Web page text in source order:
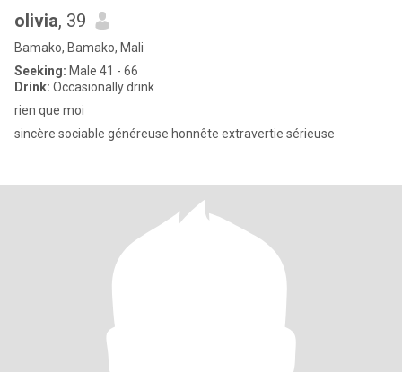
olivia, 39
Bamako, Bamako, Mali
Seeking: Male 41 - 66
Drink: Occasionally drink
rien que moi
sincère sociable généreuse honnête extravertie sérieuse